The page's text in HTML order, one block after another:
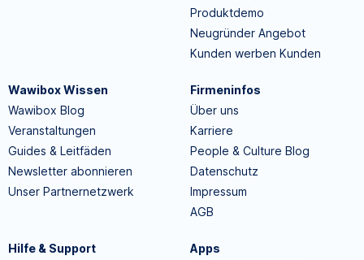
Produktdemo
Neugründer Angebot
Kunden werben Kunden
Wawibox Wissen
Wawibox Blog
Veranstaltungen
Guides & Leitfäden
Newsletter abonnieren
Unser Partnernetzwerk
Firmeninfos
Über uns
Karriere
People & Culture Blog
Datenschutz
Impressum
AGB
Hilfe & Support
Apps